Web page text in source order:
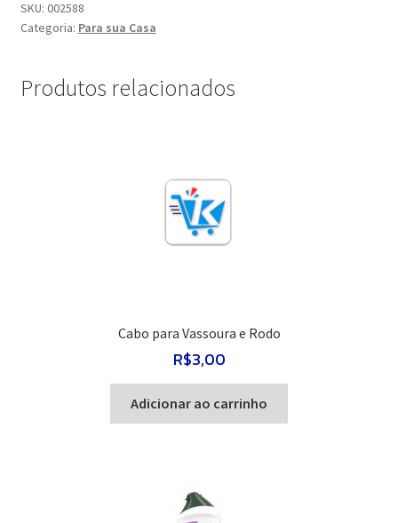
SKU: 002588
Categoria: Para sua Casa
Produtos relacionados
Cabo para Vassoura e Rodo
R$3,00
Adicionar ao carrinho